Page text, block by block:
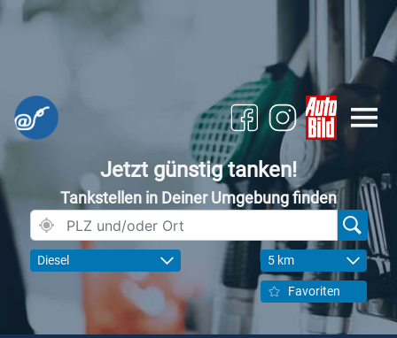
Jetzt günstig tanken!
Tankstellen in Deiner Umgebung finden
Diesel 5 km
Favoriten